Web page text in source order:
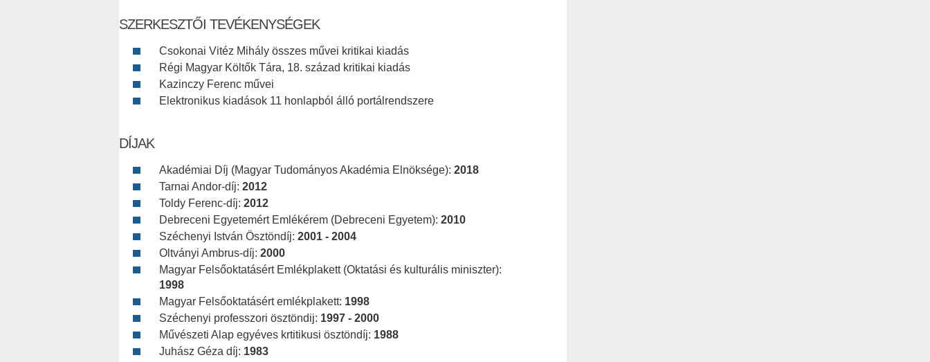
SZERKESZTŐI TEVÉKENYSÉGEK
Csokonai Vitéz Mihály összes művei kritikai kiadás
Régi Magyar Költők Tára, 18. század kritikai kiadás
Kazinczy Ferenc művei
Elektronikus kiadások 11 honlapból álló portálrendszere
DÍJAK
Akadémiai Díj (Magyar Tudományos Akadémia Elnöksége): 2018
Tarnai Andor-díj: 2012
Toldy Ferenc-díj: 2012
Debreceni Egyetemért Emlékérem (Debreceni Egyetem): 2010
Széchenyi István Ösztöndíj: 2001 - 2004
Oltványi Ambrus-díj: 2000
Magyar Felsőoktatásért Emlékplakett (Oktatási és kulturális miniszter):
1998
Magyar Felsőoktatásért emlékplakett: 1998
Széchenyi professzori ösztöndij: 1997 - 2000
Művészeti Alap egyéves krtitikusi ösztöndíj: 1988
Juhász Géza díj: 1983